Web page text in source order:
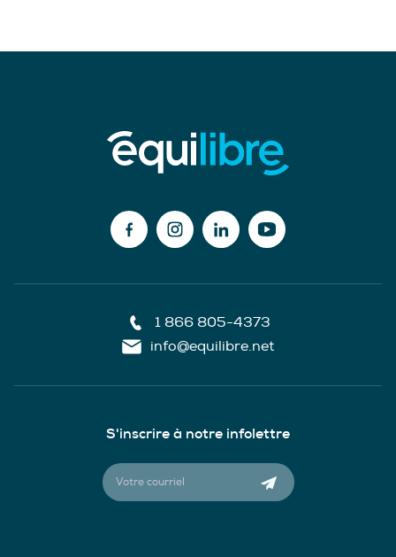
1 866 805-4373
info@equilibre.net
S'inscrire à notre infolettre